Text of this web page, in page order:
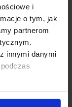
i
o tym, jak
partnerom
innymi danymi
światła LED o
1150 lm w
komfortowe i
jest do
kompaktową
3,5 cm), co
w sufit
znajduje się